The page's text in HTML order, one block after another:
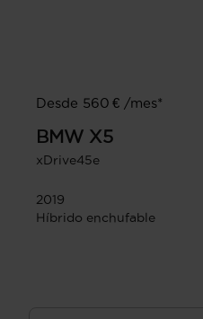
Desde 560 € /mes*
BMW X5
xDrive45e
2019
Híbrido enchufable